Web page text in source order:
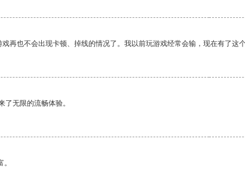
再也不会出现卡顿、掉线的情况了。我以前玩游戏经常会输，现在有了这
无限的流畅体验。